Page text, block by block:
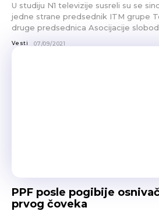
U studiju N1 televizije susreli su se
jedne strane predsednik ITM grupe
druge predsednica Asocijacije
Vesti 07/09/2021
PPF posle pogibije
prvog čoveka